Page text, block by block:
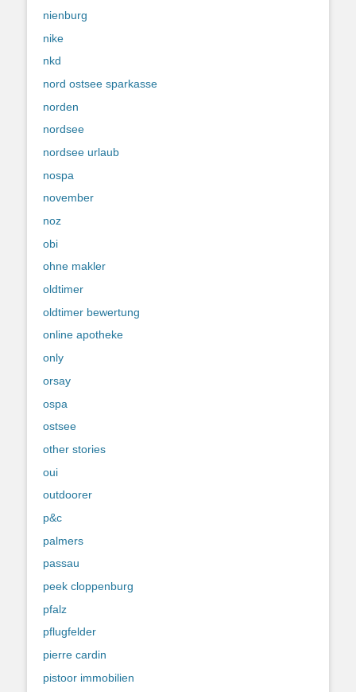
nienburg
nike
nkd
nord ostsee sparkasse
norden
nordsee
nordsee urlaub
nospa
november
noz
obi
ohne makler
oldtimer
oldtimer bewertung
online apotheke
only
orsay
ospa
ostsee
other stories
oui
outdoorer
p&c
palmers
passau
peek cloppenburg
pfalz
pflugfelder
pierre cardin
pistoor immobilien